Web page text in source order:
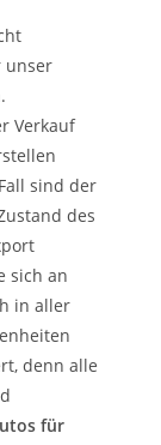
unser
Verkauf
sind der
des
sich an
in aller
denn alle
für